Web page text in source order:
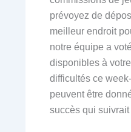
prévoyez de
meilleur endroit
notre équipe a
disponibles à
difficultés ce
peuvent être
succès qui suivrait